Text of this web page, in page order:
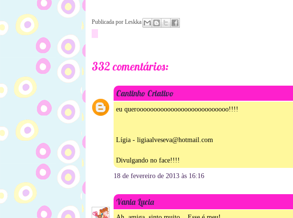
Publicada por Leskka
332 comentários:
Cantinho Criativo
eu querooooooooooooooooooooooooooo!!!!
Lígia - ligiaalveseva@hotmail.com
Divulgando no face!!!!
18 de fevereiro de 2013 às 16:16
Vania Lucia